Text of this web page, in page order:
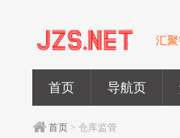
汇聚
首页 导航页
首页 > 仓库监管